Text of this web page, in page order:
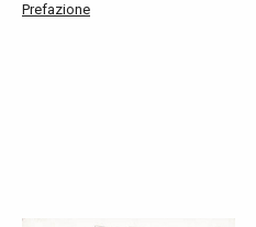
Prefazione